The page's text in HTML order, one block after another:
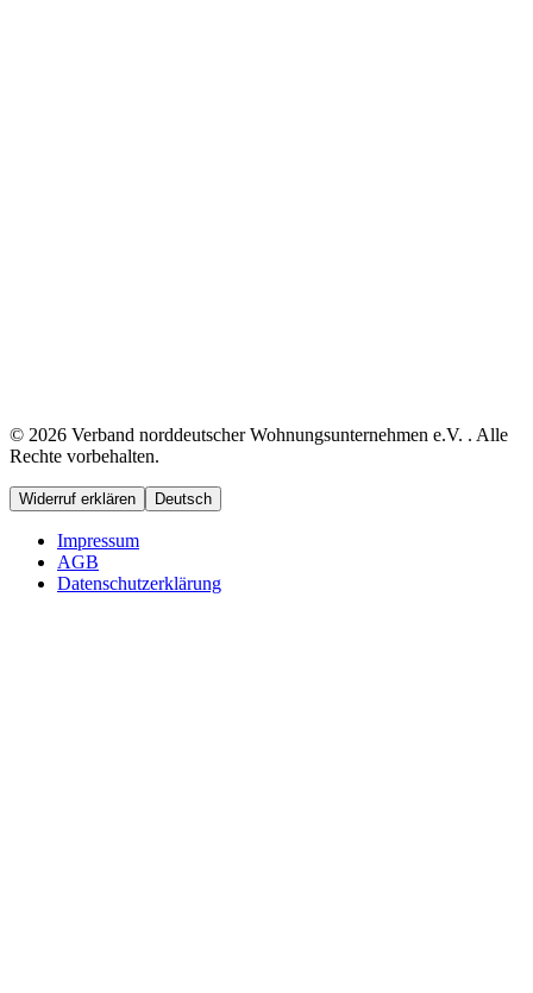
© 2026 Verband norddeutscher Wohnungsunternehmen e.V. . Alle
Rechte vorbehalten.
Widerruf erklären Deutsch
Impressum
AGB
Datenschutzerklärung